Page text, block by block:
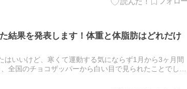
結果を発表します！体重と体脂肪はどれだけ
いいけど、寒くて運動する気にならず1月から3ヶ月間
全国のチョコザッパーから白い目で見られたことでしょ